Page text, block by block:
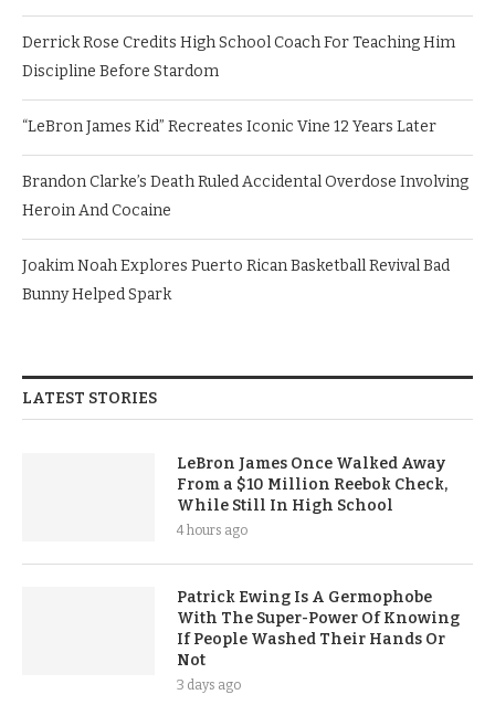
Derrick Rose Credits High School Coach For Teaching Him
Discipline Before Stardom
“LeBron James Kid” Recreates Iconic Vine 12 Years Later
Brandon Clarke’s Death Ruled Accidental Overdose Involving
Heroin And Cocaine
Joakim Noah Explores Puerto Rican Basketball Revival Bad
Bunny Helped Spark
LATEST STORIES
LeBron James Once Walked Away
From a $10 Million Reebok Check,
While Still In High School
4 hours ago
Patrick Ewing Is A Germophobe
With The Super-Power Of Knowing
If People Washed Their Hands Or
Not
3 days ago